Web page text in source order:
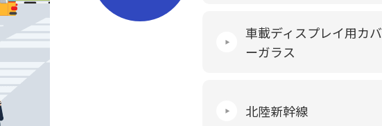
車載ディスプレイ用カバ
ーガラス
北陸新幹線